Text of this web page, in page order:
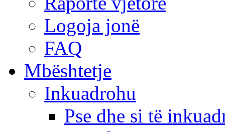
Logoja jonë
FAQ
Mbështetje
Inkuadrohu
Pse dhe si të